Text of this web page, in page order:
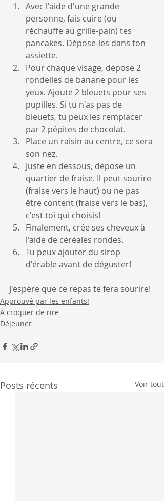
Avec l'aide d'une grande
personne, fais cuire (ou
réchauffe au grille-pain) tes
pancakes. Dépose-les dans ton
assiette.
Pour chaque visage, dépose 2
rondelles de banane pour les
yeux. Ajoute 2 bleuets pour ses
pupilles. Si tu n'as pas de
bleuets, tu peux les remplacer
par 2 pépites de chocolat.
Place un raisin au centre, ce sera
son nez.
Juste en dessous, dépose un
quartier de fraise. Il peut sourire
(fraise vers le haut) ou ne pas
être content (fraise vers le bas),
c'est toi qui choisis!
Finalement, crée ses cheveux à
l'aide de céréales rondes.
Tu peux ajouter du sirop
d'érable avant de déguster!
J'espère que ce repas te fera sourire!
Approuvé par les enfants!
À croquer de rire
Déjeuner
Posts récents Voir tout